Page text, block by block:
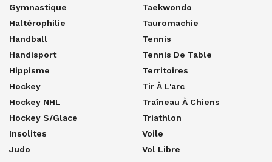
Gymnastique
Haltérophilie
Handball
Handisport
Hippisme
Hockey
Hockey NHL
Hockey S/glace
Insolites
Judo
Taekwondo
Tauromachie
Tennis
Tennis De Table
Territoires
Tir À L'arc
Traîneau À Chiens
Triathlon
Voile
Vol Libre